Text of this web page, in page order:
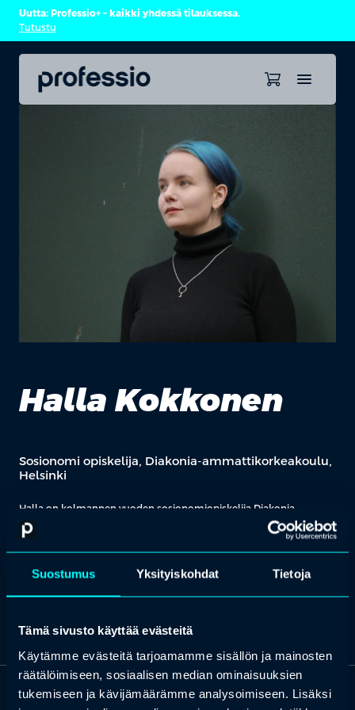
Suostumus Yksityiskohdat Tietoja
Tämä sivusto käyttää evästeitä
Käytämme evästeitä tarjoamamme sisällön ja mainosten
räätälöimiseen, sosiaalisen median ominaisuuksien
tukemiseen ja kävijämäärämme analysoimiseen. Lisäksi
Uutta: Professio+ – kaikki yhdessä tilauksessa.
Tutustu
Halla Kokkonen
Sosionomi opiskelija, Diakonia-ammattikorkeakoulu,
Helsinki
Halla on kolmannen vuoden sosionomiopiskelija Diakonia-
ammattikorkeakoulusta. Opiskelijoiden edunvalvonta ja heidän
äänensä kuuluviin tuominen on Hallalle tärkeää ja hän on
toiminut aktiivina opintojensa alusta asti. Tällä hetkellä Halla
korkeakoulun hallituksen opiskelijajäsenenä, sekä työskentelee
järjestökentällä nuorten parissa.